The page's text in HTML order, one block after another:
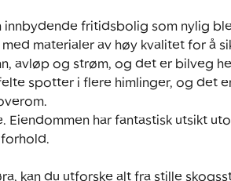
innbydende fritidsbolig som nylig
materialer av høy kvalitet for å
avløp og strøm, og det er bilveg
spotter i flere himlinger, og det
har fantastisk utsikt
kan du utforske alt fra stille